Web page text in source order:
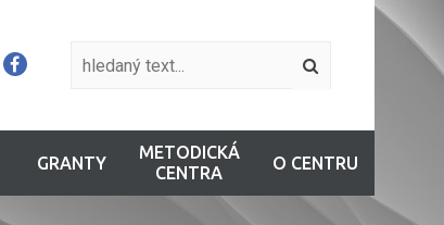
GRANTY
METODICKÁ
CENTRA
O CENTRU